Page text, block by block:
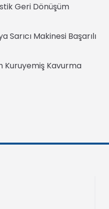
Geri Dönüşüm
Sarıcı Makinesi Başarılı
Kuruyemiş Kavurma